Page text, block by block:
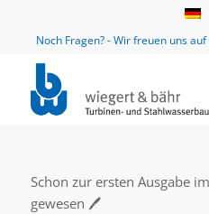
Noch Fragen? - Wir freuen uns
Schon zur ersten Ausgabe
gewesen 🖊️